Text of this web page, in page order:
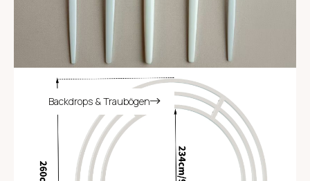
Backdrops & Traubögen